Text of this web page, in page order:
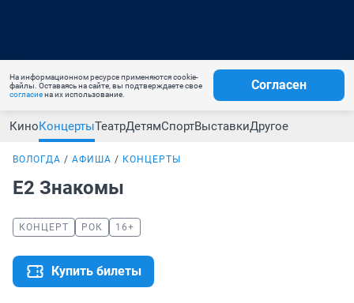
На информационном ресурсе применяются cookie-
файлы. Оставаясь на сайте, вы подтверждаете свое
согласиена их использование.
Согласен
КиноКонцертыТеатрДетямСпортВыставкиДругое
ВОЛОГДА АФИША КОНЦЕРТЫ
Е2 Знакомы
КОНЦЕРТ РОК 16+
Купить билеты